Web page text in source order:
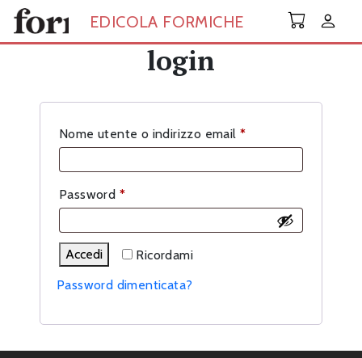
Skip to main content
EDICOLA FORMICHE
login
Nome utente o indirizzo email *Richiesto
Password *Richiesto
Ricordami
Accedi
Password dimenticata?